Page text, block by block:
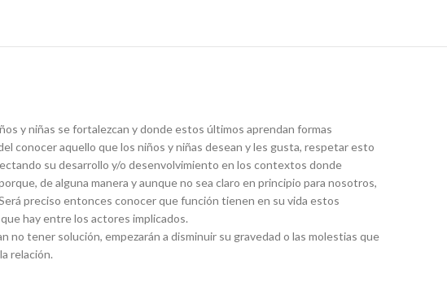
y niñas se fortalezcan y donde estos últimos aprendan formas
conocer aquello que los niños y niñas desean y les gusta, respetar esto
su desarrollo y/o desenvolvimiento en los contextos donde
de alguna manera y aunque no sea claro en principio para nosotros,
preciso entonces conocer que función tienen en su vida estos
hay entre los actores implicados.
tener solución, empezarán a disminuir su gravedad o las molestias que
relación.